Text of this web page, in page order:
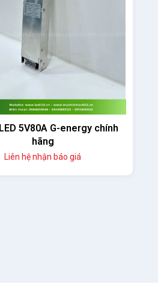
5V80A G-energy chính
hãng
Liên hệ nhận báo giá